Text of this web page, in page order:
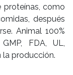
proteínas, como
después
Animal 100%
FDA, UL,
la producción.